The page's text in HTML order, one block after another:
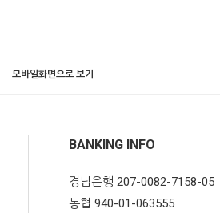
모바일화면으로 보기
BANKING INFO
경남은행 207-0082-7158-05
농협 940-01-063555